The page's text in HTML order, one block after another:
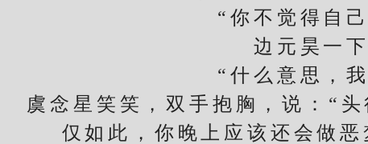
“你不觉得自己
边元昊一下
“什么意思，我
念星笑笑，双手抱胸，说：“头
仅如此，你晚上应该还会做